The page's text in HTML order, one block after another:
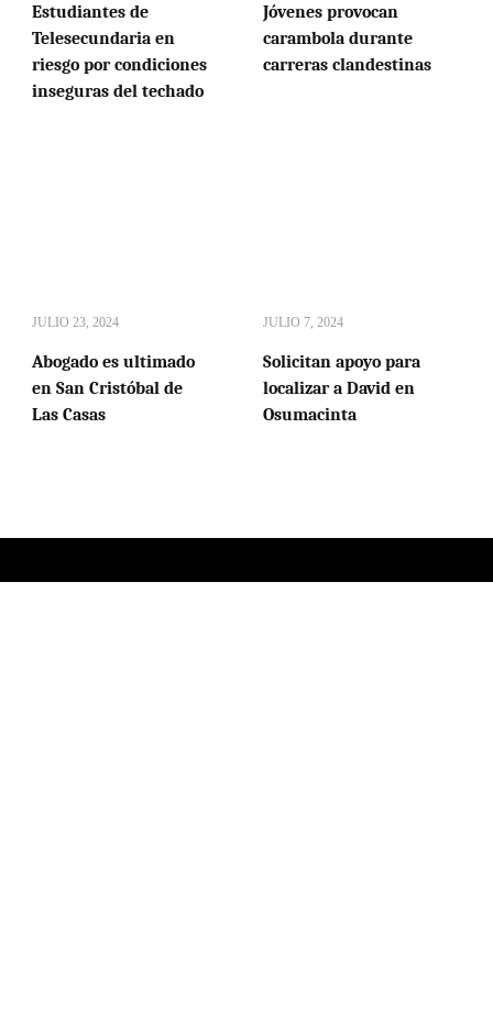
Estudiantes de
Telesecundaria en
riesgo por condiciones
inseguras del techado
Jóvenes provocan
carambola durante
carreras clandestinas
JULIO 23, 2024
Abogado es ultimado
en San Cristóbal de
Las Casas
JULIO 7, 2024
Solicitan apoyo para
localizar a David en
Osumacinta